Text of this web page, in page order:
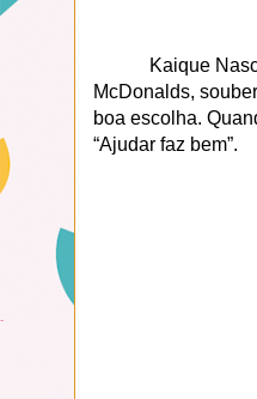
Kaique
McDonalds,
boa escolha.
“Ajudar faz bem”.